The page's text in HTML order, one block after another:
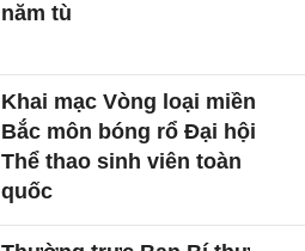
năm tù
Khai mạc Vòng loại miền
Bắc môn bóng rổ Đại hội
Thể thao sinh viên toàn
quốc